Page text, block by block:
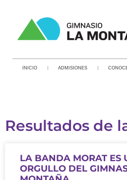
INICIO ADMISIONES
Resultados de
LA BANDA MORAT ES
ORGULLO DEL